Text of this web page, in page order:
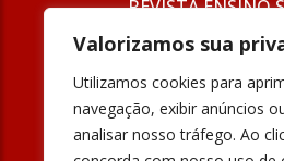
Valorizamos sua
Utilizamos cookies para
navegação, exibir anúncios
analisar nosso tráfego. Ao
REVISTA ENSINO
SEJA UM ANUNCIANTE
FORMAÇÃO
INOVAÇÃO